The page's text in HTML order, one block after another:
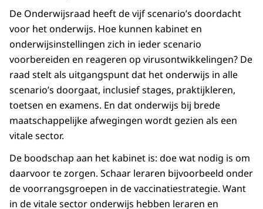
De Onderwijsraad heeft de vijf scenario’s doordacht
voor het onderwijs. Hoe kunnen kabinet en
onderwijsinstellingen zich in ieder scenario
voorbereiden en reageren op virusontwikkelingen? De
raad stelt als uitgangspunt dat het onderwijs in alle
scenario’s doorgaat, inclusief stages, praktijkleren,
toetsen en examens. En dat onderwijs bij brede
maatschappelijke afwegingen wordt gezien als een
vitale sector.
De boodschap aan het kabinet is: doe wat nodig is om
daarvoor te zorgen. Schaar leraren bijvoorbeeld onder
de voorrangsgroepen in de vaccinatiestrategie. Want
in de vitale sector onderwijs hebben leraren en